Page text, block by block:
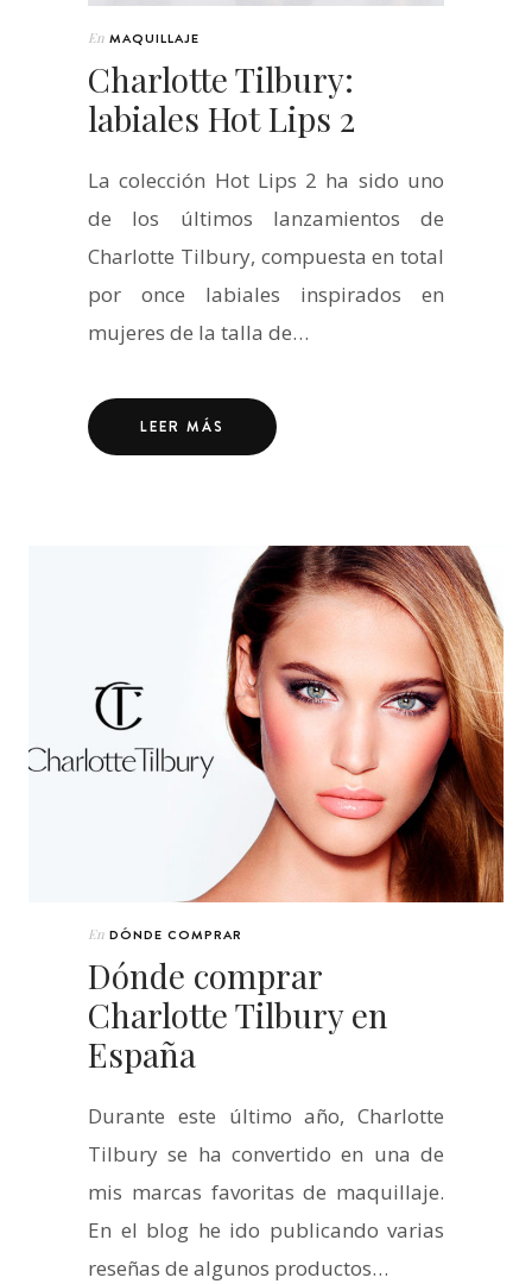
En MAQUILLAJE
Charlotte Tilbury:
labiales Hot Lips 2
La colección Hot Lips 2 ha sido uno
de los últimos lanzamientos de
Charlotte Tilbury, compuesta en total
por once labiales inspirados en
mujeres de la talla de…
LEER MÁS
En DÓNDE COMPRAR
Dónde comprar
Charlotte Tilbury en
España
Durante este último año, Charlotte
Tilbury se ha convertido en una de
mis marcas favoritas de maquillaje.
En el blog he ido publicando varias
reseñas de algunos productos…